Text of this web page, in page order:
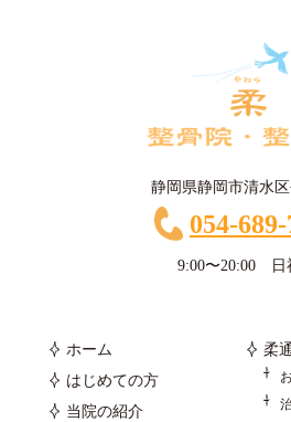
静岡県静岡市清水
054-
9:00〜20:00 日
ホーム
はじめての方
当院の紹介
柔